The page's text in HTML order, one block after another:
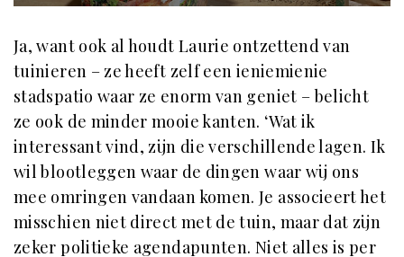
Ja, want ook al houdt Laurie ontzettend van
tuinieren – ze heeft zelf een ieniemienie
stadspatio waar ze enorm van geniet – belicht
ze ook de minder mooie kanten. ‘Wat ik
interessant vind, zijn die verschillende lagen. Ik
wil blootleggen waar de dingen waar wij ons
mee omringen vandaan komen. Je associeert het
misschien niet direct met de tuin, maar dat zijn
zeker politieke agendapunten. Niet alles is per